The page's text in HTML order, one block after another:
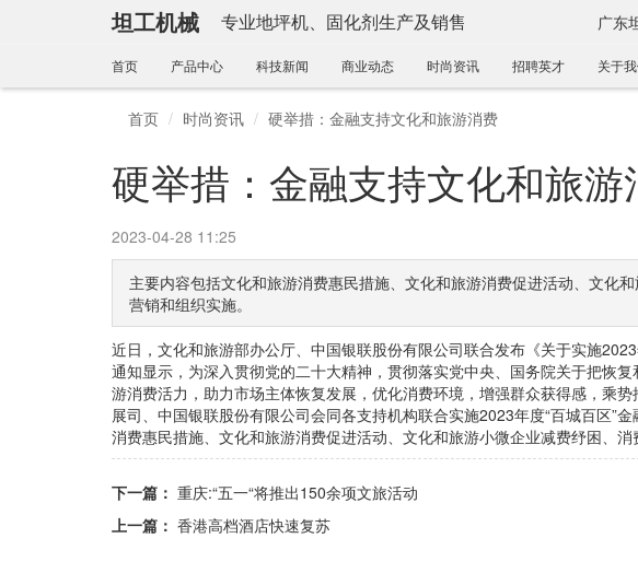
坦工机械 专业地坪机、固化剂生产及销售 广东
首页 产品中心 科技新闻 商业动态 时尚资讯 招聘英才 关于
首页 时尚资讯 硬举措：金融支持文化和旅游消费
硬举措：金融支持文化和旅游
2023-04-28 11:25
主要内容包括文化和旅游消费惠民措施、文化和旅游消费促进活动、文化
营销和组织实施。
近日，文化和旅游部办公厅、中国银联股份有限公司联合发布《关于实施
通知显示，为深入贯彻党的二十大精神，贯彻落实党中央、国务院关于把恢
游消费活力，助力市场主体恢复发展，优化消费环境，增强群众获得感，乘
展司、中国银联股份有限公司会同各支持机构联合实施2023年度“百城百区”
消费惠民措施、文化和旅游消费促进活动、文化和旅游小微企业减费纾困、消
下一篇： 重庆:“五一“将推出150余项文旅活动
上一篇： 香港高档酒店快速复苏